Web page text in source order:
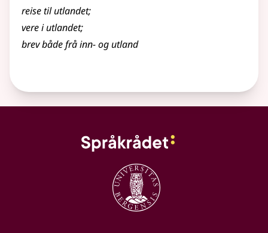
reise til utlandet;
vere i utlandet;
brev både frå inn- og utland